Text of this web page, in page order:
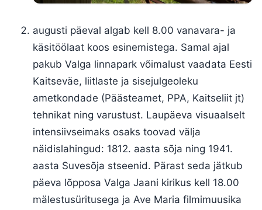
augusti päeval algab kell 8.00 vanavara- ja
käsitöölaat koos esinemistega. Samal ajal
pakub Valga linnapark võimalust vaadata Eesti
Kaitseväe, liitlaste ja sisejulgeoleku
ametkondade (Päästeamet, PPA, Kaitseliit jt)
tehnikat ning varustust. Laupäeva visuaalselt
intensiivseimaks osaks toovad välja
näidislahingud: 1812. aasta sõja ning 1941.
aasta Suvesõja stseenid. Pärast seda jätkub
päeva lõpposa Valga Jaani kirikus kell 18.00
mälestusüritusega ja Ave Maria filmimuusika